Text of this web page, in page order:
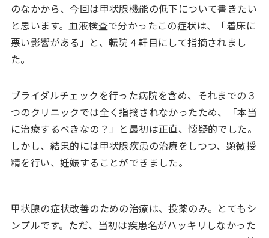
のなかから、今回は甲状腺機能の低下について書きたい
と思います。血液検査で分かったこの症状は、「着床に
悪い影響がある」と、転院４軒目にして指摘されまし
た。
ブライダルチェックを行った病院を含め、それまでの３
つのクリニックでは全く指摘されなかったため、「本当
に治療するべきなの？」と最初は正直、懐疑的でした。
しかし、結果的には甲状腺疾患の治療をしつつ、顕微授
精を行い、妊娠することができました。
甲状腺の症状改善のための治療は、投薬のみ。とてもシ
ンプルです。ただ、当初は疾患名がハッキリしなかった